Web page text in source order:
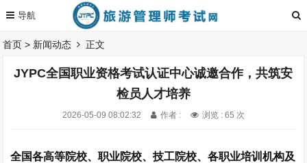
首页 > 新闻动态 正文
JYPC全国职业资格考试认证中心诚邀合作，共筑安
检员人才培养
2026-05-09 08:02:32 作者 : 浏览 : 65 次
全国各高等院校、职业院校、技工院校、各职业培训机构及